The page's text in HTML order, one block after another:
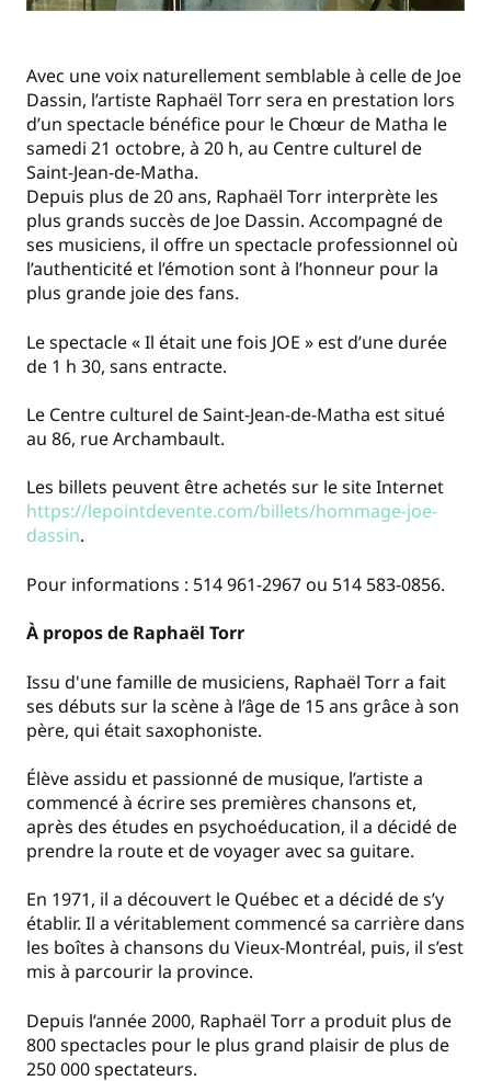
Avec une voix naturellement semblable à celle de Joe
Dassin, l’artiste Raphaël Torr sera en prestation lors
d’un spectacle bénéfice pour le Chœur de Matha le
samedi 21 octobre, à 20 h, au Centre culturel de
Saint-Jean-de-Matha.
Depuis plus de 20 ans, Raphaël Torr interprète les
plus grands succès de Joe Dassin. Accompagné de
ses musiciens, il offre un spectacle professionnel où
l’authenticité et l’émotion sont à l’honneur pour la
plus grande joie des fans.
Le spectacle « Il était une fois JOE » est d’une durée
de 1 h 30, sans entracte.
Le Centre culturel de Saint-Jean-de-Matha est situé
au 86, rue Archambault.
Les billets peuvent être achetés sur le site Internet
https://lepointdevente.com/billets/hommage-joe-
dassin.
Pour informations : 514 961-2967 ou 514 583-0856.
À propos de Raphaël Torr
Issu d'une famille de musiciens, Raphaël Torr a fait
ses débuts sur la scène à l’âge de 15 ans grâce à son
père, qui était saxophoniste.
Élève assidu et passionné de musique, l’artiste a
commencé à écrire ses premières chansons et,
après des études en psychoéducation, il a décidé de
prendre la route et de voyager avec sa guitare.
En 1971, il a découvert le Québec et a décidé de s’y
établir. Il a véritablement commencé sa carrière dans
les boîtes à chansons du Vieux‑Montréal, puis, il s’est
mis à parcourir la province.
Depuis l’année 2000, Raphaël Torr a produit plus de
800 spectacles pour le plus grand plaisir de plus de
250 000 spectateurs.